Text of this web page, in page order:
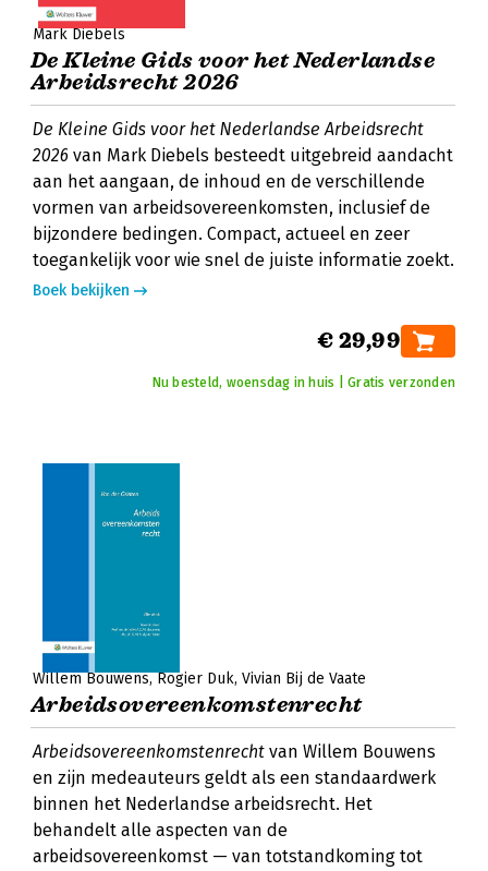
Mark Diebels
De Kleine Gids voor het Nederlandse
Arbeidsrecht 2026
De Kleine Gids voor het Nederlandse Arbeidsrecht
2026 van Mark Diebels besteedt uitgebreid aandacht
aan het aangaan, de inhoud en de verschillende
vormen van arbeidsovereenkomsten, inclusief de
bijzondere bedingen. Compact, actueel en zeer
toegankelijk voor wie snel de juiste informatie zoekt.
Boek bekijken
€ 29,99
Nu besteld, woensdag in huis | Gratis verzonden
Willem Bouwens Rogier Duk Vivian Bij de Vaate
Arbeidsovereenkomstenrecht
Arbeidsovereenkomstenrecht van Willem Bouwens
en zijn medeauteurs geldt als een standaardwerk
binnen het Nederlandse arbeidsrecht. Het
behandelt alle aspecten van de
arbeidsovereenkomst — van totstandkoming tot